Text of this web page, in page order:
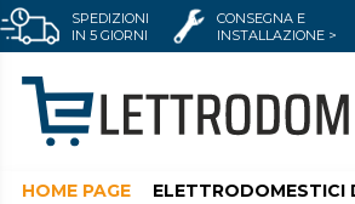
SPEDIZIONI
IN 5 GIORNI
CONSEGNA E
INSTALLAZIONE >
HOME PAGE ELETTRODOMESTICI